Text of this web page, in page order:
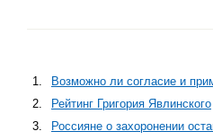
1. Возможно ли согласие и
2.
Рейтинг Григория Явлинского
3.
Россияне о захоронении